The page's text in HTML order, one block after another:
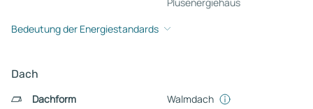
Bedeutung der Energiestandards
Dach
Dachform
Walmdach